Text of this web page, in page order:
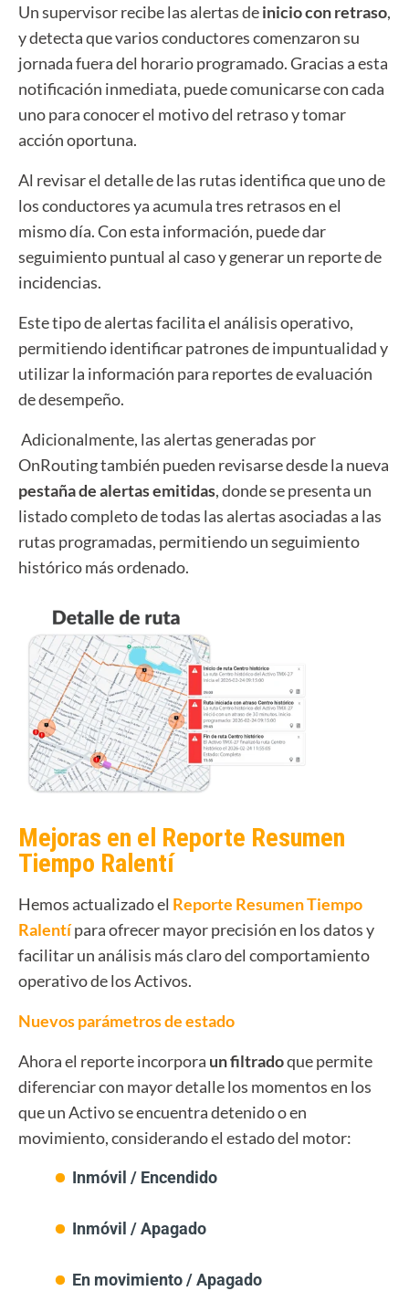
Un supervisor recibe las alertas deinicio con retraso,
y detecta que varios conductores comenzaron su
jornada fuera del horario programado. Gracias a esta
notificación inmediata, puede comunicarse con cada
uno para conocer el motivo del retraso y tomar
acción oportuna.
Al revisar el detalle de las rutas identifica que uno de
los conductores ya acumula tres retrasos en el
mismo día. Con esta información, puede dar
seguimiento puntual al caso y generar un reporte de
incidencias.
Este tipo de alertas facilita el análisis operativo,
permitiendo identificar patrones de impuntualidad y
utilizar la información para reportes de evaluación
de desempeño.
Adicionalmente, las alertas generadas por
OnRouting también pueden revisarse desde la nueva
pestaña de alertas emitidas, donde se presenta un
listado completo de todas las alertas asociadas a las
rutas programadas, permitiendo un seguimiento
histórico más ordenado.
Mejoras en el Reporte Resumen
Tiempo Ralentí
Hemos actualizado el Reporte Resumen Tiempo
Ralentípara ofrecer mayor precisión en los datos y
facilitar un análisis más claro del comportamiento
operativo de los Activos.
Nuevos parámetros de estado
Ahora el reporte incorpora un filtradoque permite
diferenciar con mayor detalle los momentos en los
que un Activo se encuentra detenido o en
movimiento, considerando el estado del motor:
Inmóvil / Encendido
Inmóvil / Apagado
En movimiento / Apagado